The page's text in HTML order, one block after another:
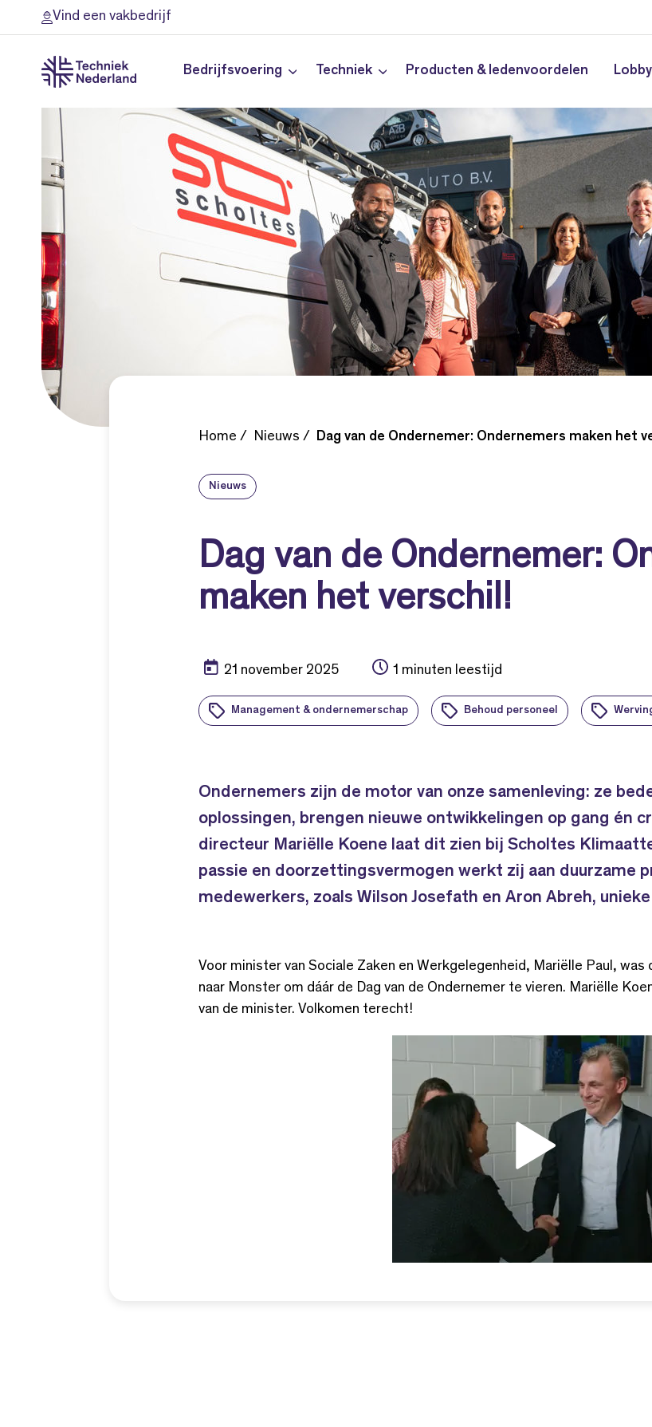
Vind een vakbedrijf
Bedrijfsvoering Techniek Producten & ledenvoordelen
Home Nieuws Dag van de Ondernemer: Ondernemers maken het
Nieuws
Dag van de Ondernemer:
maken het verschil!
21 november 2025 1 minuten leestijd
Management & ondernemerschap Behoud personeel
Ondernemers zijn de motor van onze samenleving: ze
oplossingen, brengen nieuwe ontwikkelingen op gang én
directeur Mariëlle Koene laat dit zien bij Scholtes
passie en doorzettingsvermogen werkt zij aan duurzame
medewerkers, zoals Wilson Josefath en Aron Abreh,
Voor minister van Sociale Zaken en Werkgelegenheid, Mariëlle Paul,
naar Monster om dáár de Dag van de Ondernemer te vieren. Mariëlle
van de minister. Volkomen terecht!